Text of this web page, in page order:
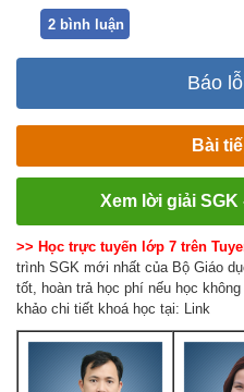
2 bình luận
Báo
Bài
Xem lời giải SGK
>> Học trực tuyến lớp 7 trên
trình SGK mới nhất của Bộ Giáo
tốt, hoàn trả học phí nếu học
khảo chi tiết khoá học tại: Link